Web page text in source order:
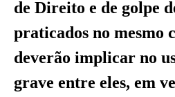
de Direito e de golpe
praticados no mesmo
deverão implicar no
grave entre eles, em